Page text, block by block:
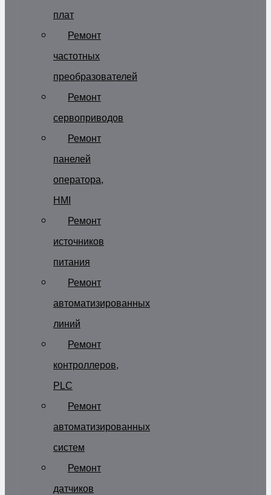
плат
Ремонт
частотных
преобразователей
Ремонт
сервоприводов
Ремонт
панелей
оператора,
HMI
Ремонт
источников
питания
Ремонт
автоматизированных
линий
Ремонт
контроллеров,
PLC
Ремонт
автоматизированных
систем
Ремонт
датчиков